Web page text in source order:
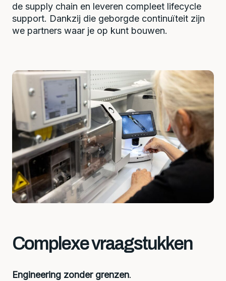
de supply chain en leveren compleet lifecycle
support. Dankzij die geborgde continuïteit zijn
we partners waar je op kunt bouwen.
Complexe vraagstukken
Engineering zonder grenzen.